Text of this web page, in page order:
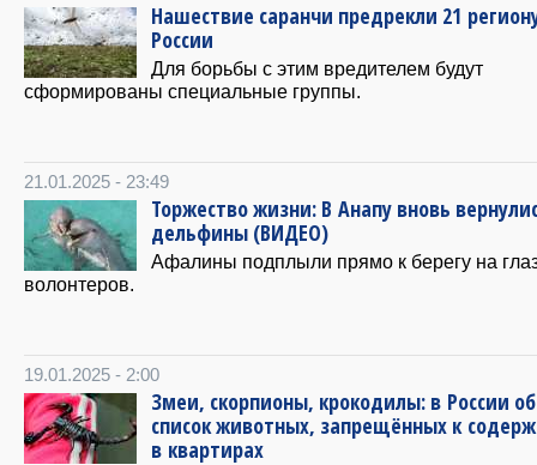
Нашествие саранчи предрекли 21
России
Для борьбы с этим вредителем будут
сформированы специальные группы.
21.01.2025 - 23:49
Торжество жизни: В Анапу вновь
дельфины (ВИДЕО)
Афалины подплыли прямо к берегу на
волонтеров.
19.01.2025 - 2:00
Змеи, скорпионы, крокодилы: в России
список животных, запрещённых к
в квартирах